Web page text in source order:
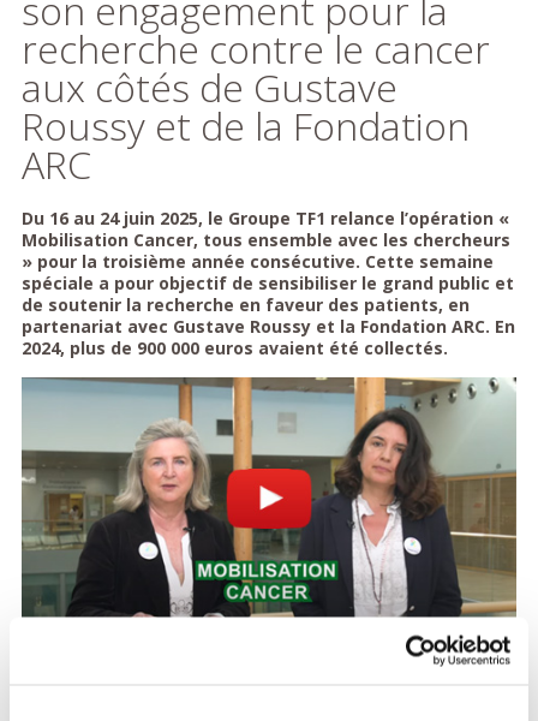
recherche contre le cancer
aux côtés de Gustave
Roussy et de la Fondation
ARC
Du 16 au 24 juin 2025, le Groupe TF1 relance l’opération «
Mobilisation Cancer, tous ensemble avec les chercheurs
» pour la troisième année consécutive. Cette semaine
spéciale a pour objectif de sensibiliser le grand public et
de soutenir la recherche en faveur des patients, en
partenariat avec Gustave Roussy et la Fondation ARC. En
2024, plus de 900 000 euros avaient été collectés.